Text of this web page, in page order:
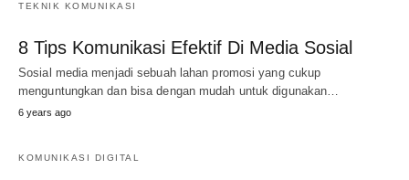
TEKNIK KOMUNIKASI
8 Tips Komunikasi Efektif Di Media Sosial
Sosial media menjadi sebuah lahan promosi yang cukup
menguntungkan dan bisa dengan mudah untuk digunakan…
6 years ago
KOMUNIKASI DIGITAL